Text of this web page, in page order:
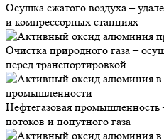
Осушка сжатого воздуха –
и компрессорных станциях
Очистка природного газа –
перед транспортировкой
Нефтегазовая
потоков и попутного газа